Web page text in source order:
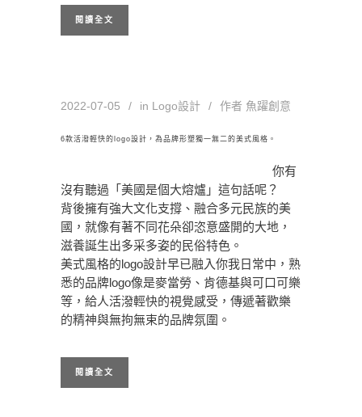
閱讀全文
2022-07-05 in Logo設計 作者 魚躍創意
6款活潑輕快的logo設計，為品牌形塑獨一無二的美式風格。
你有
沒有聽過「美國是個大熔爐」這句話呢？
背後擁有強大文化支撐、融合多元民族的美
國，就像有著不同花朵卻恣意盛開的大地，
滋養誕生出多采多姿的民俗特色。
美式風格的logo設計早已融入你我日常中，熟
悉的品牌logo像是麥當勞、肯德基與可口可樂
等，給人活潑輕快的視覺感受，傳遞著歡樂
的精神與無拘無束的品牌氛圍。
閱讀全文